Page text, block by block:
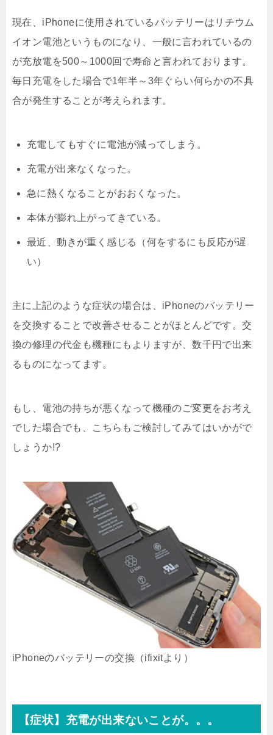
現在、iPhoneに使用されているバッテリーはリチウム
イオン電池というものになり、一般に言われているの
が充放電を500～1000回で寿命と言われております。
毎日充電をした場合で1年半～3年ぐらい何らかの不具
合が発生することが考えられます。
充電してもすぐに電池が減ってしまう。
充電が出来なくなった。
急に熱くなることがおおくなった。
本体が膨れ上がってきている。
最近、動きが重く感じる（何をするにも反応が遅
い）
主に上記のような症状の場合は、iPhoneのバッテリー
を交換することで改善させることがほとんどです。交
換の修理の代金も機種にもよりますが、数千円で出来
るものになってます。
もし、電池の持ちが悪くなって機種のご変更をお考え
でした場合でも、こちらもご検討してみてはいかがで
しょうか!?
iPhoneのバッテリーの交換（ifixitより）
【症状】充電が出来ないことが。。。